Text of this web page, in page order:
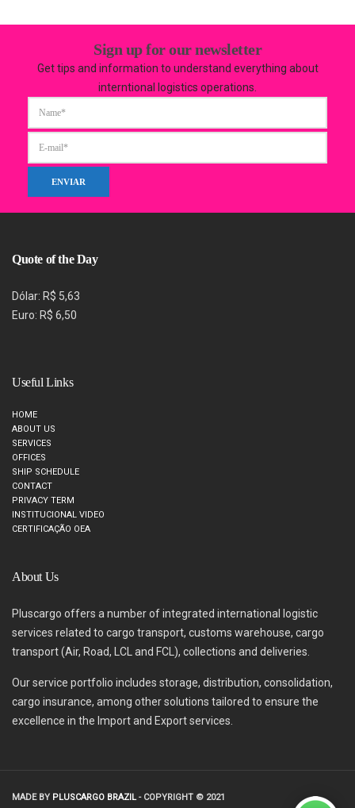
Sign up for our newsletter
Get tips and information to understand everything about
interntional logistics operations.
Quote of the Day
Dólar: R$ 5,63
Euro: R$ 6,50
Useful Links
HOME
ABOUT US
SERVICES
OFFICES
SHIP SCHEDULE
CONTACT
PRIVACY TERM
INSTITUCIONAL VIDEO
CERTIFICAÇÃO OEA
About Us
Pluscargo offers a number of integrated international logistic
services related to cargo transport, customs warehouse, cargo
transport (Air, Road, LCL and FCL), collections and deliveries.
Our service portfolio includes storage, distribution, consolidation,
cargo insurance, among other solutions tailored to ensure the
excellence in the Import and Export services.
MADE BY PLUSCARGO BRAZIL- COPYRIGHT © 2021